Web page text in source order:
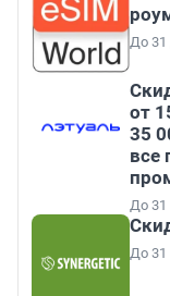
До 31
от
35
все
До 31
До 31